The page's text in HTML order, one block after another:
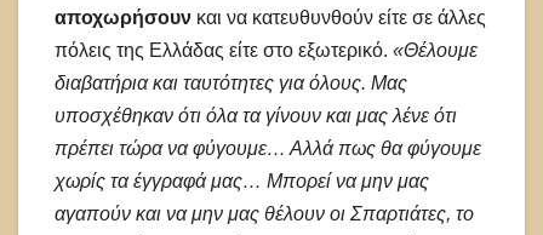
αποχωρήσουν και να κατευθυνθούν είτε σε άλλες
πόλεις της Ελλάδας είτε στο εξωτερικό. «Θέλουμε
διαβατήρια και ταυτότητες για όλους. Μας
υποσχέθηκαν ότι όλα τα γίνουν και μας λένε ότι
πρέπει τώρα να φύγουμε… Αλλά πως θα φύγουμε
χωρίς τα έγγραφά μας… Μπορεί να μην μας
αγαπούν και να μην μας θέλουν οι Σπαρτιάτες, το